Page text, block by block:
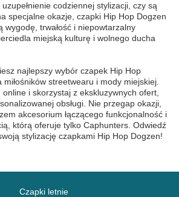
codziennej stylizacji, czy są
specjalne okazje, czapki Hip Hop Dogzen
wygodę, trwałość i niepowtarzalny
miejską kulturę i wolnego ducha
najlepszy wybór czapek Hip Hop
streetwearu i mody miejskiej.
i skorzystaj z ekskluzywnych ofert,
obsługi. Nie przegap okazji,
akcesorium łączącego funkcjonalność i
którą oferuje tylko Caphunters. Odwiedź
stylizację czapkami Hip Hop Dogzen!
Czapki letnie